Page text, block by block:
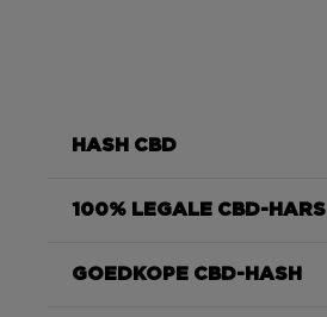
HASH CBD
100% LEGALE CBD-HARS
Le Filtré
GOEDKOPE CBD-HASH